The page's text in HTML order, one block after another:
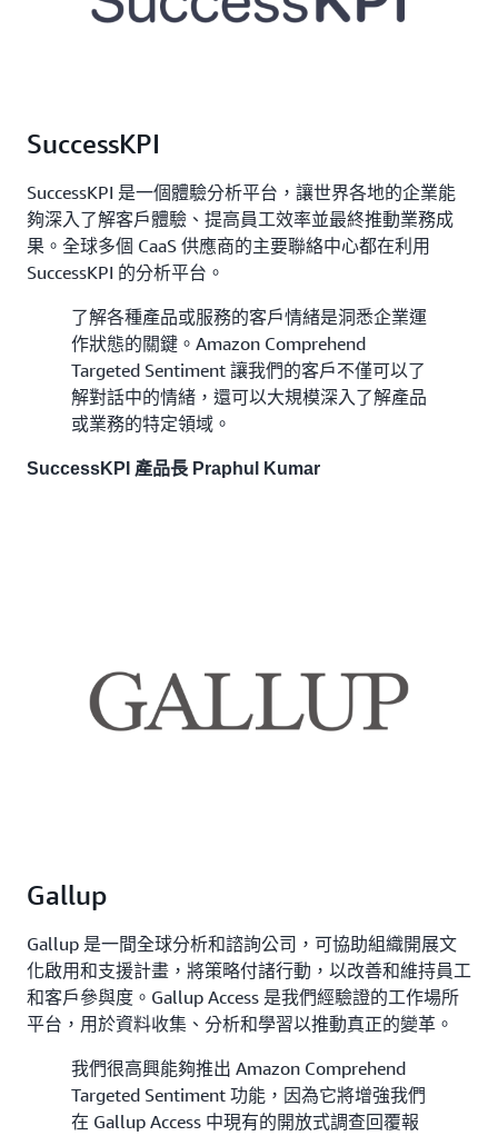
SuccessKPI
SuccessKPI 是一個體驗分析平台，讓世界各地的企業能
夠深入了解客戶體驗、提高員工效率並最終推動業務成
果。全球多個 CaaS 供應商的主要聯絡中心都在利用
SuccessKPI 的分析平台。
了解各種產品或服務的客戶情緒是洞悉企業運
作狀態的關鍵。Amazon Comprehend
Targeted Sentiment 讓我們的客戶不僅可以了
解對話中的情緒，還可以大規模深入了解產品
或業務的特定領域。
SuccessKPI 產品長 Praphul Kumar
Gallup
Gallup 是一間全球分析和諮詢公司，可協助組織開展文
化啟用和支援計畫，將策略付諸行動，以改善和維持員工
和客戶參與度。Gallup Access 是我們經驗證的工作場所
平台，用於資料收集、分析和學習以推動真正的變革。
我們很高興能夠推出 Amazon Comprehend
Targeted Sentiment 功能，因為它將增強我們
在 Gallup Access 中現有的開放式調查回覆報